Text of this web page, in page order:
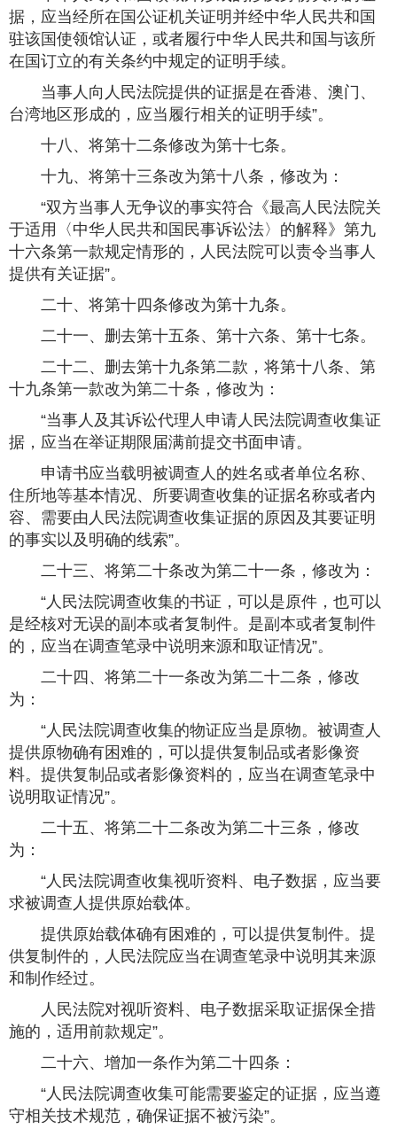
据，应当经所在国公证机关证明并经中华人民共和国
驻该国使领馆认证，或者履行中华人民共和国与该所
在国订立的有关条约中规定的证明手续。
当事人向人民法院提供的证据是在香港、澳门、
台湾地区形成的，应当履行相关的证明手续”。
十八、将第十二条修改为第十七条。
十九、将第十三条改为第十八条，修改为：
“双方当事人无争议的事实符合《最高人民法院关
于适用〈中华人民共和国民事诉讼法〉的解释》第九
十六条第一款规定情形的，人民法院可以责令当事人
提供有关证据”。
二十、将第十四条修改为第十九条。
二十一、删去第十五条、第十六条、第十七条。
二十二、删去第十九条第二款，将第十八条、第
十九条第一款改为第二十条，修改为：
“当事人及其诉讼代理人申请人民法院调查收集证
据，应当在举证期限届满前提交书面申请。
申请书应当载明被调查人的姓名或者单位名称、
住所地等基本情况、所要调查收集的证据名称或者内
容、需要由人民法院调查收集证据的原因及其要证明
的事实以及明确的线索”。
二十三、将第二十条改为第二十一条，修改为：
“人民法院调查收集的书证，可以是原件，也可以
是经核对无误的副本或者复制件。是副本或者复制件
的，应当在调查笔录中说明来源和取证情况”。
二十四、将第二十一条改为第二十二条，修改
为：
“人民法院调查收集的物证应当是原物。被调查人
提供原物确有困难的，可以提供复制品或者影像资
料。提供复制品或者影像资料的，应当在调查笔录中
说明取证情况”。
二十五、将第二十二条改为第二十三条，修改
为：
“人民法院调查收集视听资料、电子数据，应当要
求被调查人提供原始载体。
提供原始载体确有困难的，可以提供复制件。提
供复制件的，人民法院应当在调查笔录中说明其来源
和制作经过。
人民法院对视听资料、电子数据采取证据保全措
施的，适用前款规定”。
二十六、增加一条作为第二十四条：
“人民法院调查收集可能需要鉴定的证据，应当遵
守相关技术规范，确保证据不被污染”。